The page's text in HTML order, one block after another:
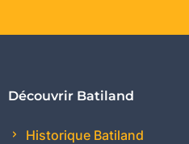
Découvrir Batiland
Historique Batiland